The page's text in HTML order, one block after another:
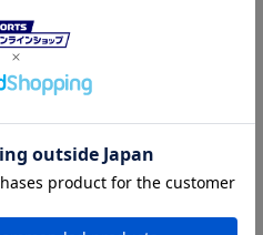
以上で送料無料！
2~3日後